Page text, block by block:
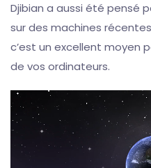
Djibian a aussi été pensé
sur des machines
c’est un excellent moyen
de vos ordinateurs.